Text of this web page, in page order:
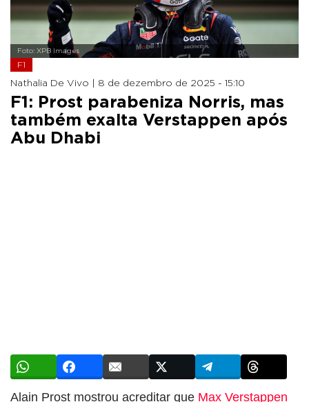
Foto: XPB Images
F1
Nathalia De Vivo | 8 de dezembro de 2025 - 15:10
F1: Prost parabeniza Norris, mas
também exalta Verstappen após
Abu Dhabi
Alain Prost mostrou acreditar que Max Verstappen